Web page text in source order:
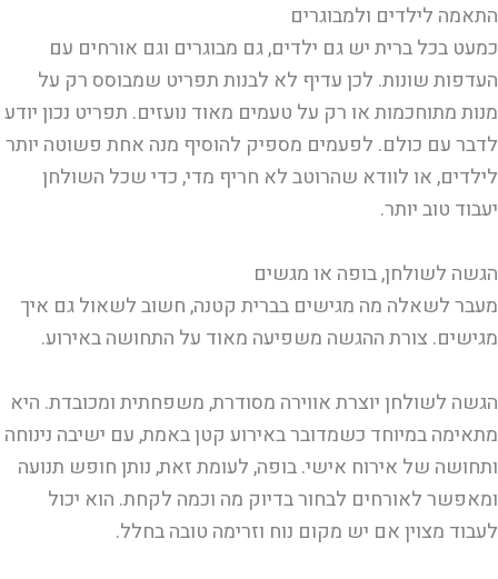
התאמה לילדים ולמבוגרים
כמעט בכל ברית יש גם ילדים, גם מבוגרים וגם אורחים עם
העדפות שונות. לכן עדיף לא לבנות תפריט שמבוסס רק על
מנות מתוחכמות או רק על טעמים מאוד נועזים. תפריט נכון יודע
לדבר עם כולם. לפעמים מספיק להוסיף מנה אחת פשוטה יותר
לילדים, או לוודא שהרוטב לא חריף מדי, כדי שכל השולחן
יעבוד טוב יותר.
הגשה לשולחן, בופה או מגשים
מעבר לשאלה מה מגישים בברית קטנה, חשוב לשאול גם איך
מגישים. צורת ההגשה משפיעה מאוד על התחושה באירוע.
הגשה לשולחן יוצרת אווירה מסודרת, משפחתית ומכובדת. היא
מתאימה במיוחד כשמדובר באירוע קטן באמת, עם ישיבה נינוחה
ותחושה של אירוח אישי. בופה, לעומת זאת, נותן חופש תנועה
ומאפשר לאורחים לבחור בדיוק מה וכמה לקחת. הוא יכול
לעבוד מצוין אם יש מקום נוח וזרימה טובה בחלל.